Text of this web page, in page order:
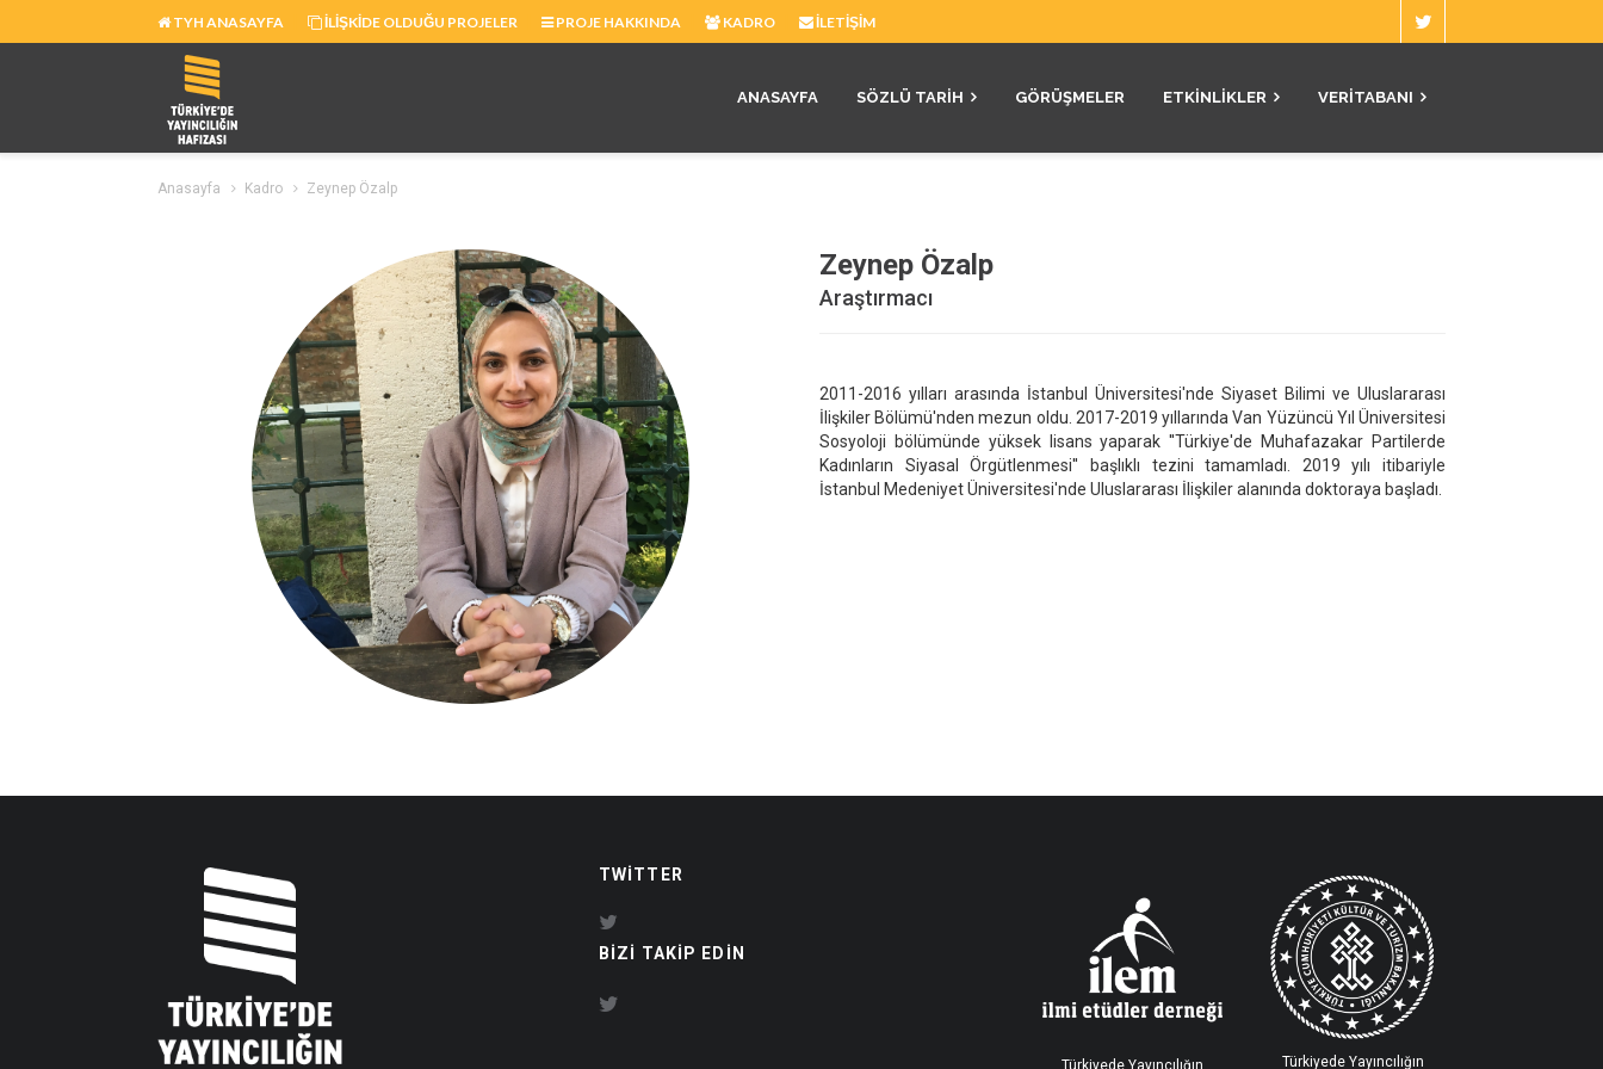
TYH ANASAYFA İLIŞKIDE OLDUĞU PROJELER PROJE HAKKINDA KADRO İLETIŞIM
ANASAYFA SÖZLÜ TARIH GÖRÜŞMELER ETKINLIKLER VERITABANI
Anasayfa Kadro Zeynep Özalp
Zeynep Özalp
Araştırmacı
2011-2016 yılları arasında İstanbul Üniversitesi'nde Siyaset Bilimi ve Uluslararası
İlişkiler Bölümü'nden mezun oldu. 2017-2019 yıllarında Van Yüzüncü Yıl Üniversitesi
Sosyoloji bölümünde yüksek lisans yaparak ''Türkiye'de Muhafazakar Partilerde
Kadınların Siyasal Örgütlenmesi'' başlıklı tezini tamamladı. 2019 yılı itibariyle
İstanbul Medeniyet Üniversitesi'nde Uluslararası İlişkiler alanında doktoraya başladı.
TWITTER
BIZI TAKIP EDIN
Türkiyede Yayıncılığın